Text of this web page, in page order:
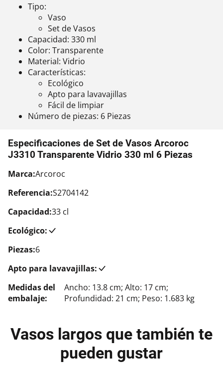
Tipo:
Vaso
Set de Vasos
Capacidad: 330 ml
Color: Transparente
Material: Vidrio
Características:
Ecológico
Apto para lavavajillas
Fácil de limpiar
Número de piezas: 6 Piezas
Especificaciones de Set de Vasos Arcoroc
J3310 Transparente Vidrio 330 ml 6 Piezas
Marca:Arcoroc
Referencia:S2704142
Capacidad:33 cl
Ecológico:
Piezas:6
Apto para lavavajillas:
Medidas del
embalaje:
Ancho: 13.8 cm; Alto: 17 cm;
Profundidad: 21 cm; Peso: 1.683 kg
Vasos largos que también te
pueden gustar